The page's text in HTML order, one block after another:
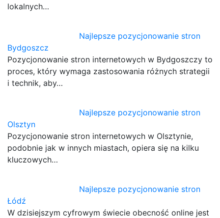
lokalnych…
Najlepsze pozycjonowanie stron
Bydgoszcz
Pozycjonowanie stron internetowych w Bydgoszczy to
proces, który wymaga zastosowania różnych strategii
i technik, aby…
Najlepsze pozycjonowanie stron
Olsztyn
Pozycjonowanie stron internetowych w Olsztynie,
podobnie jak w innych miastach, opiera się na kilku
kluczowych…
Najlepsze pozycjonowanie stron
Łódź
W dzisiejszym cyfrowym świecie obecność online jest